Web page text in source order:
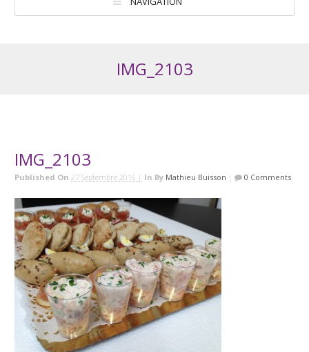
IMG_2103
IMG_2103
Published On 27 Septembre 2016 | In By Mathieu Buisson | 0 Comments